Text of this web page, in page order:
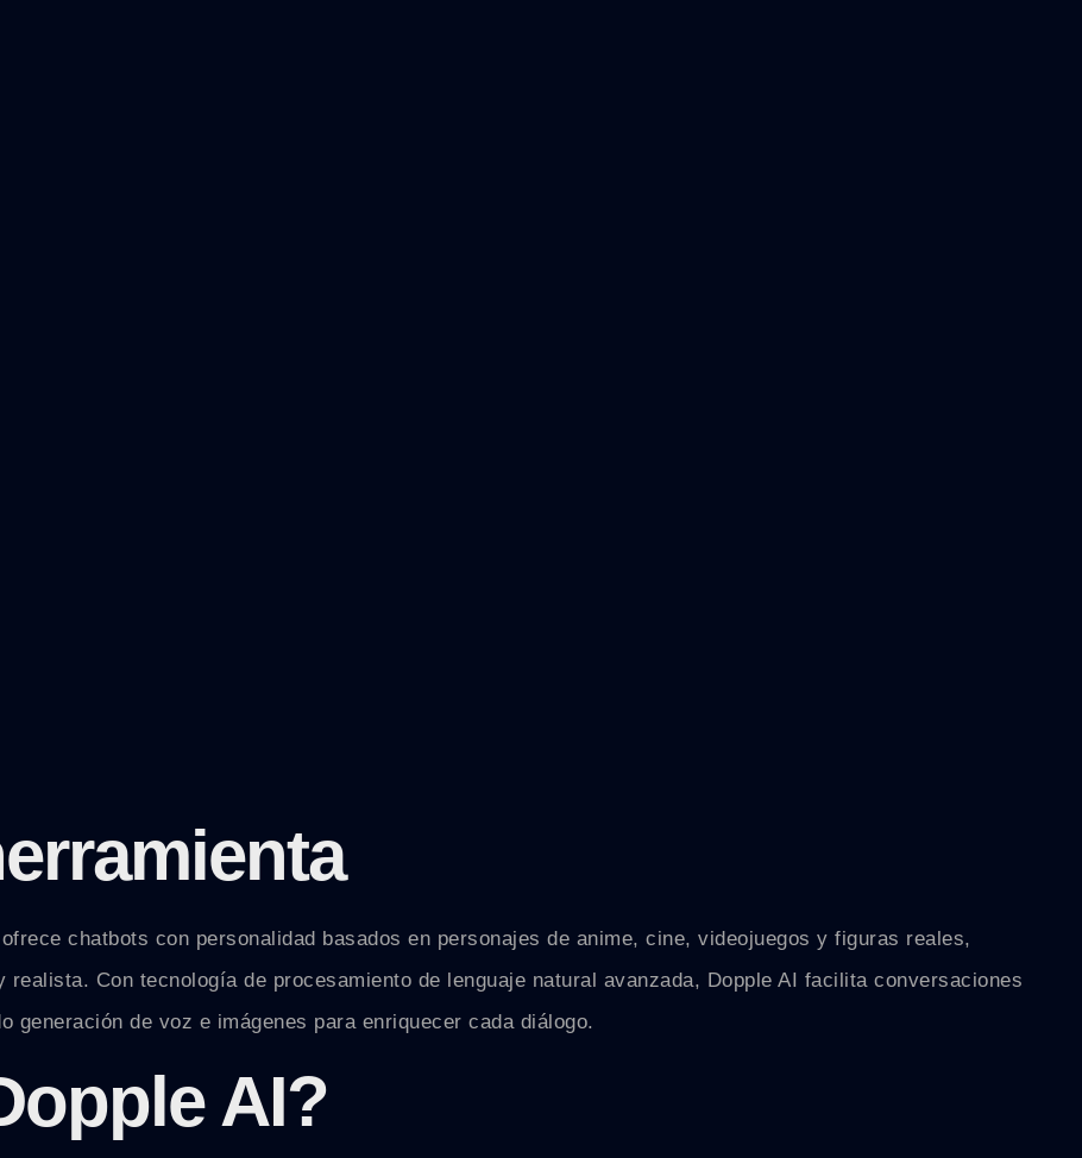
chatbots con personalidad basados en personajes de anime, cine, videojuegos y figuras reales,
Con tecnología de procesamiento de lenguaje natural avanzada, Dopple AI facilita conversaciones
generación de voz e imágenes para enriquecer cada diálogo.
AI?